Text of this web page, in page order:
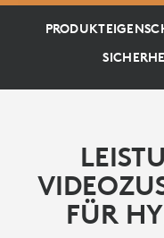
FÜR